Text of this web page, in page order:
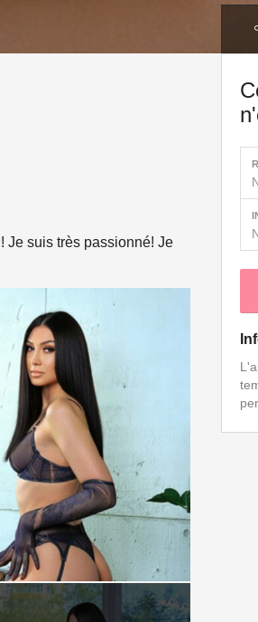
Je suis très passionné! Je